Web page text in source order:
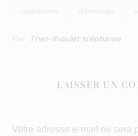
réflexologie
Par l'her-thoulet stéphanie
LAISSER UN
Votre adresse e-mail ne sera